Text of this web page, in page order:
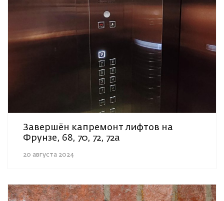
Завершён капремонт лифтов на
Фрунзе, 68, 70, 72, 72а
20 августа 2024